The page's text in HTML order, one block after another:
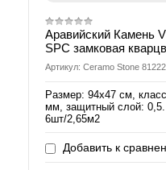
Аравийский Камень
SPC замковая
Артикул: Ceramo Stone 81222
Размер: 94х47 см,
мм, защитный слой: 0,5.
6шт/2,65м2
Добавить к